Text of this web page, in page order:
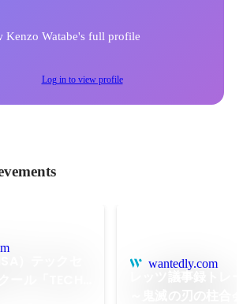
Kenzo Watabe's full profile
Log in to view profile
wantedly.com